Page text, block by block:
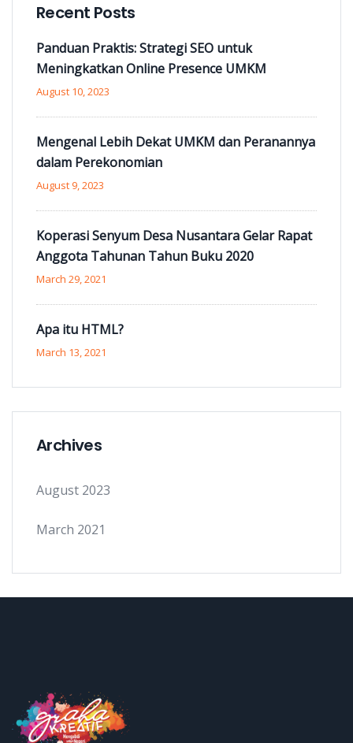
Recent Posts
Panduan Praktis: Strategi SEO untuk
Meningkatkan Online Presence UMKM
August 10, 2023
Mengenal Lebih Dekat UMKM dan Peranannya
dalam Perekonomian
August 9, 2023
Koperasi Senyum Desa Nusantara Gelar Rapat
Anggota Tahunan Tahun Buku 2020
March 29, 2021
Apa itu HTML?
March 13, 2021
Archives
August 2023
March 2021